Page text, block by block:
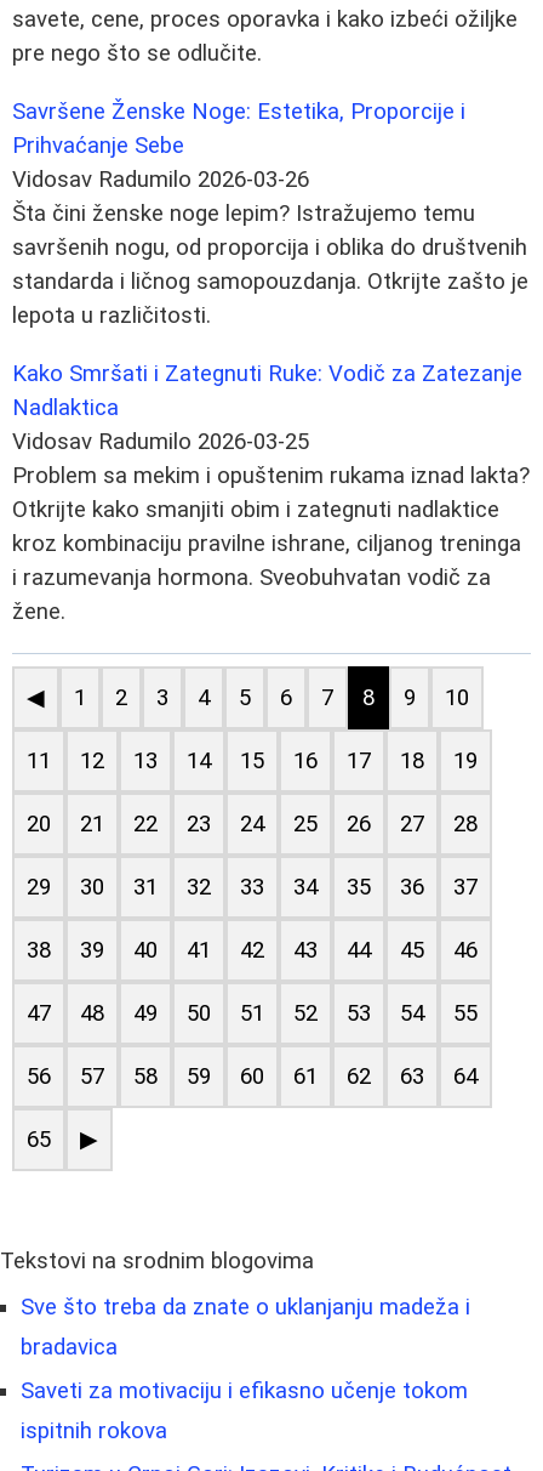
savete, cene, proces oporavka i kako izbeći ožiljke
pre nego što se odlučite.
Savršene Ženske Noge: Estetika, Proporcije i
Prihvaćanje Sebe
Vidosav Radumilo 2026-03-26
Šta čini ženske noge lepim? Istražujemo temu
savršenih nogu, od proporcija i oblika do društvenih
standarda i ličnog samopouzdanja. Otkrijte zašto je
lepota u različitosti.
Kako Smršati i Zategnuti Ruke: Vodič za Zatezanje
Nadlaktica
Vidosav Radumilo 2026-03-25
Problem sa mekim i opuštenim rukama iznad lakta?
Otkrijte kako smanjiti obim i zategnuti nadlaktice
kroz kombinaciju pravilne ishrane, ciljanog treninga
i razumevanja hormona. Sveobuhvatan vodič za
žene.
◀ 1 2 3 4 5 6 7 8 9 10
11 12 13 14 15 16 17 18 19
20 21 22 23 24 25 26 27 28
29 30 31 32 33 34 35 36 37
38 39 40 41 42 43 44 45 46
47 48 49 50 51 52 53 54 55
56 57 58 59 60 61 62 63 64
65 ▶
Tekstovi na srodnim blogovima
Sve što treba da znate o uklanjanju madeža i
bradavica
Saveti za motivaciju i efikasno učenje tokom
ispitnih rokova